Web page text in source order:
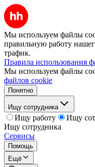
Мы используем файлы
правильную работу
трафик.
Правила использования
Мы используем файлы
файлов cookie
Понятно
Ищу сотрудника
Ищу работу
Ищу
Ищу сотрудника
Сервисы
Помощь
Ещё